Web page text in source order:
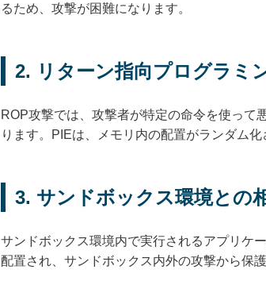
るため、攻撃が困難になります。
2. リターン指向プログラミ
ROP攻撃では、攻撃者が特定の命令を使って
ります。PIEは、メモリ内の配置がランダム
3. サンドボックス環境との
サンドボックス環境内で実行されるアプリケ
配置され、サンドボックス内外の攻撃から保護